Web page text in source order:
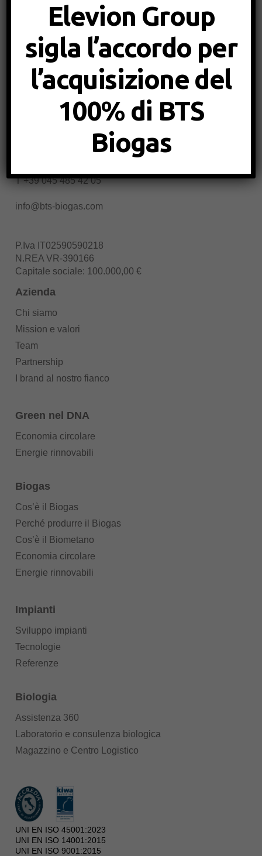
T+39 045 485 42 05
info@bts-biogas.com
P.Iva IT02590590218
N.REA VR-390166
Capitale sociale: 100.000,00 €
Azienda
Chi siamo
Mission e valori
Team
Partnership
I brand al nostro fianco
Green nel DNA
Economia circolare
Energie rinnovabili
Biogas
Cos’è il Biogas
Perché produrre il Biogas
Cos’è il Biometano
Economia circolare
Energie rinnovabili
Impianti
Sviluppo impianti
Tecnologie
Referenze
Biologia
Assistenza 360
Laboratorio e consulenza biologica
Magazzino e Centro Logistico
UNI EN ISO 45001:2023
UNI EN ISO 14001:2015
UNI EN ISO 9001:2015
Elevion Group
sigla l’accordo per
l’acquisizione del
100% di BTS
Biogas